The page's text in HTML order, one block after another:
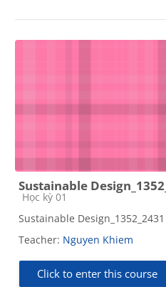
Sustainable
Course category
Học kỳ 01
Sustainable Design_1352_2431
Teacher: Nguyen Khiem
Click to enter this course